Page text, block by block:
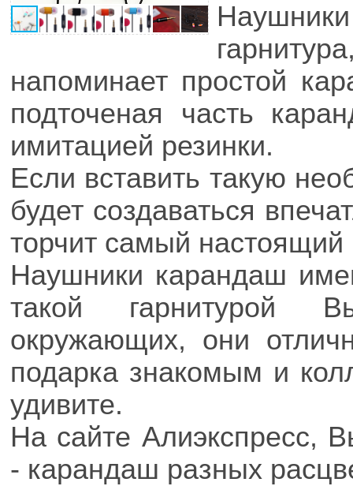
напоминает простой
подточеная часть
имитацией резинки.
Если вставить такую
будет создаваться
торчит самый
Наушники карандаш
такой гарнитурой
окружающих, они
подарка знакомым и
удивите.
На сайте Алиэкспресс,
- карандаш разных